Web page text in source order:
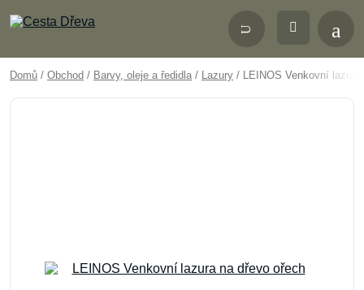
Domů / Obchod / Barvy, oleje a ředidla / Lazury / LEINOS Venkovní lazura